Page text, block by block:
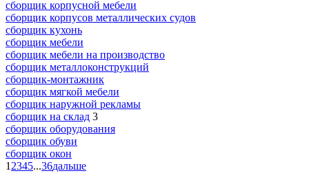
сборщик корпусной мебели
сборщик корпусов металлических судов
сборщик кухонь
сборщик мебели
сборщик мебели на производство
сборщик металлоконструкций
сборщик-монтажник
сборщик мягкой мебели
сборщик наружной рекламы
сборщик на склад 3
сборщик оборудования
сборщик обуви
сборщик окон
1 2345...36дальше